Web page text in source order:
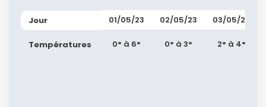
Jour
Températures
01/05/23
0° à 6°
02/05/23
0° à 3°
03/05/23
2° à 4°